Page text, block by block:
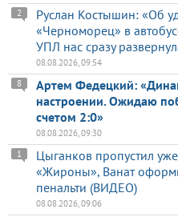
Руслан Костышин: «Об
«Черноморец» в
УПЛ нас сразу
2
08.08.2026, 09:54
Артем Федецкий:
настроении. Ожидаю
счетом 2:0»
8
08.08.2026, 09:30
Цыганков пропустил
«Жироны», Ванат
пенальти (ВИДЕО)
1
08.08.2026, 09:06